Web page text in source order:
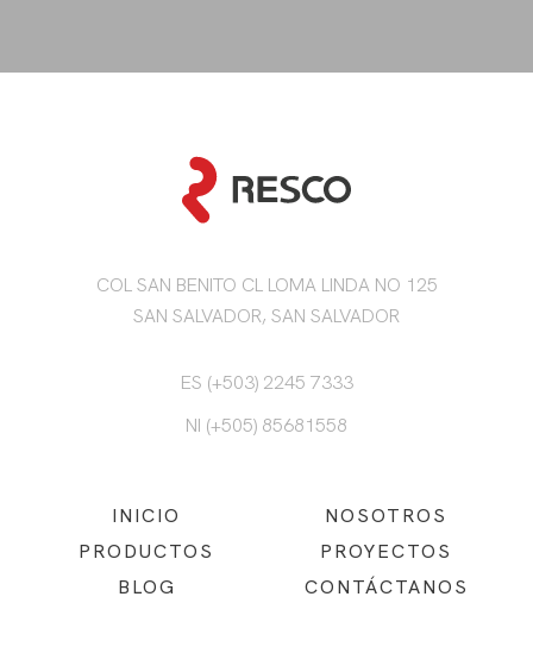
COL SAN BENITO CL LOMA LINDA NO 125
SAN SALVADOR, SAN SALVADOR
ES (+503) 2245 7333
NI (+505) 85681558
INICIO
NOSOTROS
PRODUCTOS
PROYECTOS
BLOG
CONTÁCTANOS